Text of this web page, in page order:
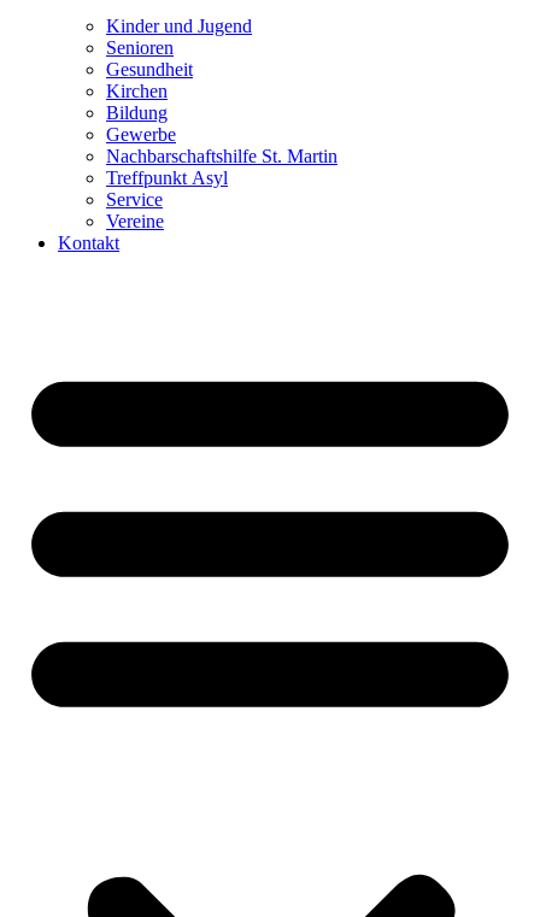
Kinder und Jugend
Senioren
Gesundheit
Kirchen
Bildung
Gewerbe
Nachbarschaftshilfe St. Martin
Treffpunkt Asyl
Service
Vereine
Kontakt